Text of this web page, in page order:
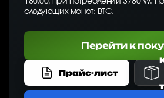
следующих монет: BTC.
Перейти к
Прайс-лист